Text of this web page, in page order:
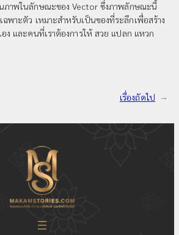
ภาพในลักษณะของ Vector ซึ่งภาพลักษณะนี้
พาะตัว เหมาะสำหรับเป็นของที่ระลึกเพื่อสร้าง
ง และคนที่เราต้องการให้ สวย แปลก แหวก
เรื่องถัดไป →